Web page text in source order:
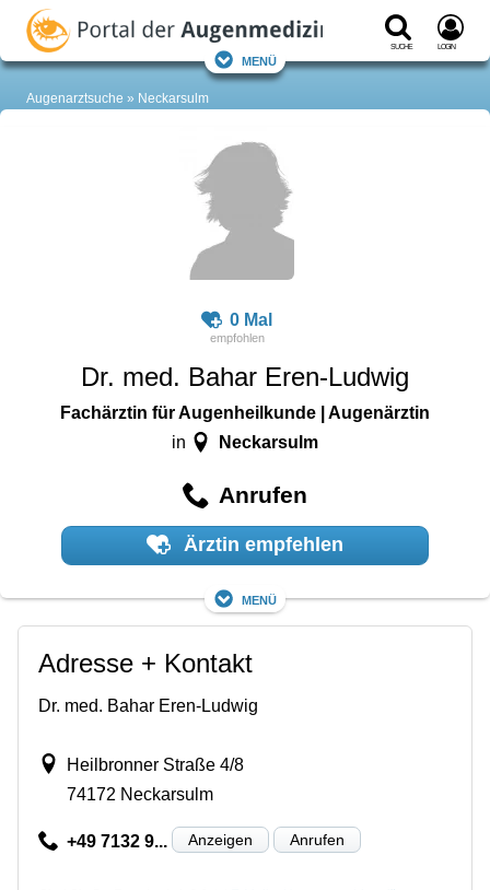
Suche Login
Menü
Augenarztsuche Neckarsulm
0 Mal
Dr. med. Bahar Eren-Ludwig
Fachärztin für Augenheilkunde | Augenärztin
in Neckarsulm
Anrufen
Ärztin empfehlen
Menü
Adresse + Kontakt
Dr. med. Bahar Eren-Ludwig
Heilbronner Straße 4/8
74172 Neckarsulm
+49 7132 9... Anzeigen Anrufen